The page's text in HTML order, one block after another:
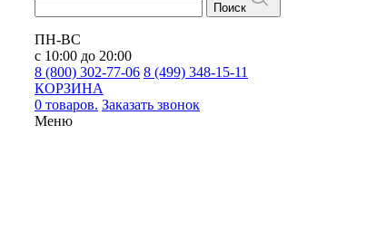
Поиск
ПН-ВС
с 10:00 до 20:00
8 (800) 302-77-06 8 (499) 348-15-11
КОРЗИНА
0 товаров. Заказать звонок
Меню